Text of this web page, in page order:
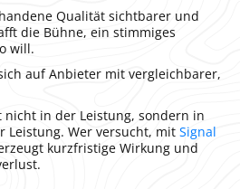
Qualität sichtbarer und
die Bühne, ein stimmiges
will.
auf Anbieter mit vergleichbarer,
nicht in der Leistung, sondern in
Leistung. Wer versucht, mit Signal
kurzfristige Wirkung und